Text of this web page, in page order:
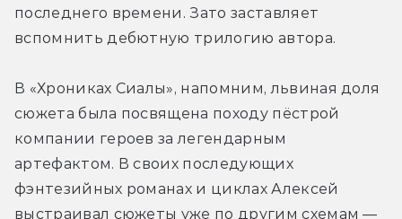
последнего времени. Зато заставляет
вспомнить дебютную трилогию автора.
В «Хрониках Сиалы», напомним, львиная доля
сюжета была посвящена походу пёстрой
компании героев за легендарным
артефактом. В своих последующих
фэнтезийных романах и циклах Алексей
выстраивал сюжеты уже по другим схемам —